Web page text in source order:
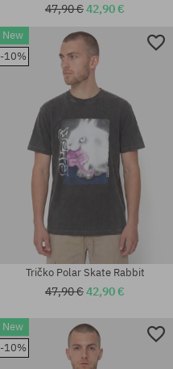
Dostupné veľkosti:
M; L; XL
Dostupné veľkosti:
M; L; XL
47,90 €42,90 €
New
-10%
Tričko Polar Skate Rabbit
47,90 €42,90 €
New
-10%